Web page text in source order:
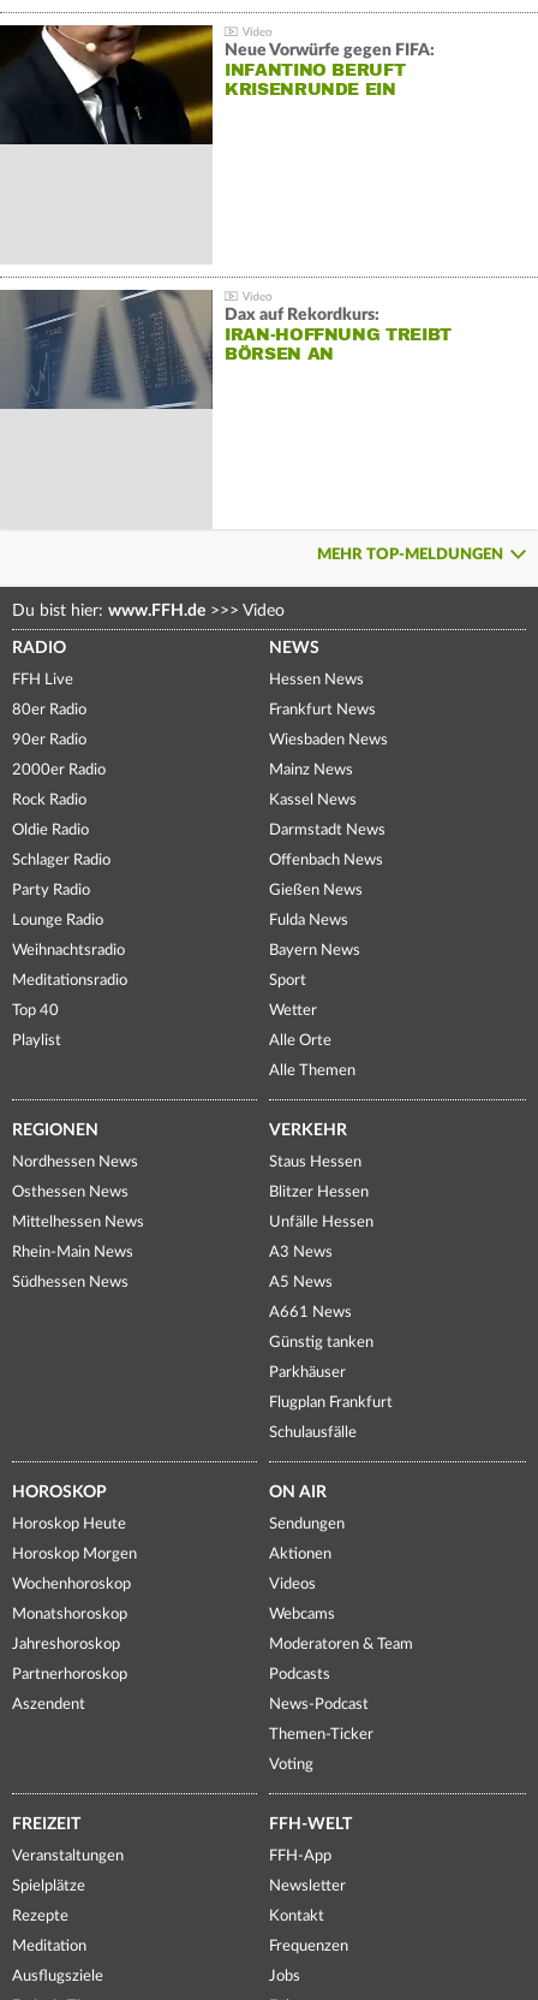
Neue Vorwürfe gegen FIFA:
INFANTINO BERUFT
KRISENRUNDE EIN
Dax auf Rekordkurs:
IRAN-HOFFNUNG TREIBT
BÖRSEN AN
MEHR TOP-MELDUNGEN
Du bist hier: www.FFH.de >>> Video
RADIO
FFH Live
80er Radio
90er Radio
2000er Radio
Rock Radio
Oldie Radio
Schlager Radio
Party Radio
Lounge Radio
Weihnachtsradio
Meditationsradio
Top 40
Playlist
NEWS
Hessen News
Frankfurt News
Wiesbaden News
Mainz News
Kassel News
Darmstadt News
Offenbach News
Gießen News
Fulda News
Bayern News
Sport
Wetter
Alle Orte
Alle Themen
REGIONEN
Nordhessen News
Osthessen News
Mittelhessen News
Rhein-Main News
Südhessen News
VERKEHR
Staus Hessen
Blitzer Hessen
Unfälle Hessen
A3 News
A5 News
A661 News
Günstig tanken
Parkhäuser
Flugplan Frankfurt
Schulausfälle
HOROSKOP
Horoskop Heute
Horoskop Morgen
Wochenhoroskop
Monatshoroskop
Jahreshoroskop
Partnerhoroskop
Aszendent
ON AIR
Sendungen
Aktionen
Videos
Webcams
Moderatoren & Team
Podcasts
News-Podcast
Themen-Ticker
Voting
FREIZEIT
Veranstaltungen
Spielplätze
Rezepte
Meditation
Ausflugsziele
FFH-WELT
FFH-App
Newsletter
Kontakt
Frequenzen
Jobs